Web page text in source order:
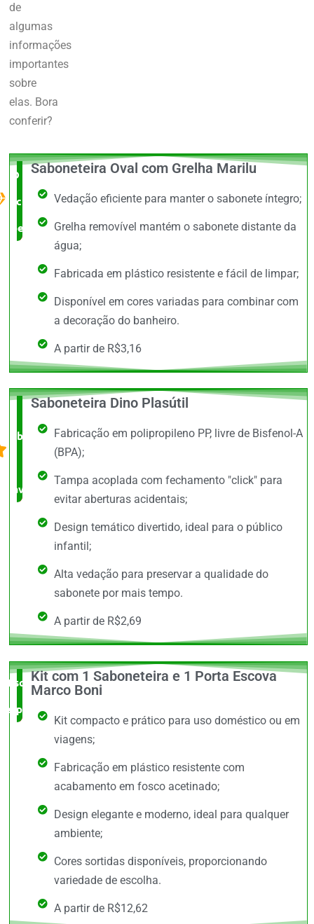
de
algumas
informações
importantes
sobre
elas. Bora
conferir?
O Melhor
custo x
benefício
Saboneteira Oval com Grelha Marilu
Vedação eficiente para manter o sabonete íntegro;
Grelha removível mantém o sabonete distante da
água;
Fabricada em plástico resistente e fácil de limpar;
Disponível em cores variadas para combinar com
a decoração do banheiro.
A partir de R$3,16
O +
barato,
avaliado!
Saboneteira Dino Plasútil
Fabricação em polipropileno PP, livre de Bisfenol-A
(BPA);
Tampa acoplada com fechamento "click" para
evitar aberturas acidentais;
Design temático divertido, ideal para o público
infantil;
Alta vedação para preservar a qualidade do
sabonete por mais tempo.
A partir de R$2,69
Escolha do
especialista
Kit com 1 Saboneteira e 1 Porta Escova
Marco Boni
Kit compacto e prático para uso doméstico ou em
viagens;
Fabricação em plástico resistente com
acabamento em fosco acetinado;
Design elegante e moderno, ideal para qualquer
ambiente;
Cores sortidas disponíveis, proporcionando
variedade de escolha.
A partir de R$12,62